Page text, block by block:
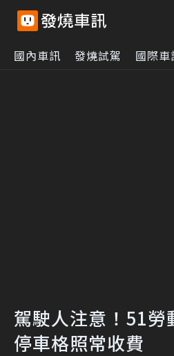
國內車訊 發燒試駕 國際車
駕駛人注意！51勞
停車格照常收費